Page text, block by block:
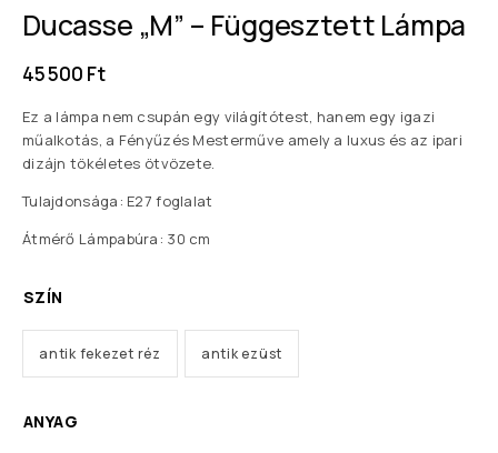
Ducasse „M” – Függesztett Lámpa
45 500 Ft
Ez a lámpa nem csupán egy világítótest, hanem egy igazi
műalkotás, a Fényűzés Mesterműve amely a luxus és az ipari
dizájn tökéletes ötvözete.
Tulajdonsága: E27 foglalat
Átmérő Lámpabúra: 30 cm
SZÍN
antik fekezet réz antik ezüst
ANYAG